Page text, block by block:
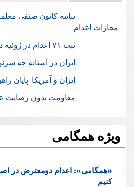
بیانیه کانون صنفی
مجازات اعدام
ثبت ۷۱ اعدام در ژوئيه در ایران
ایران در آستانه چه
ایران و آمریکا: پایان
مقاومت بدون رضایت
ویژه همگامی
«همگامی»: اعدام دومعترض در
کنیم